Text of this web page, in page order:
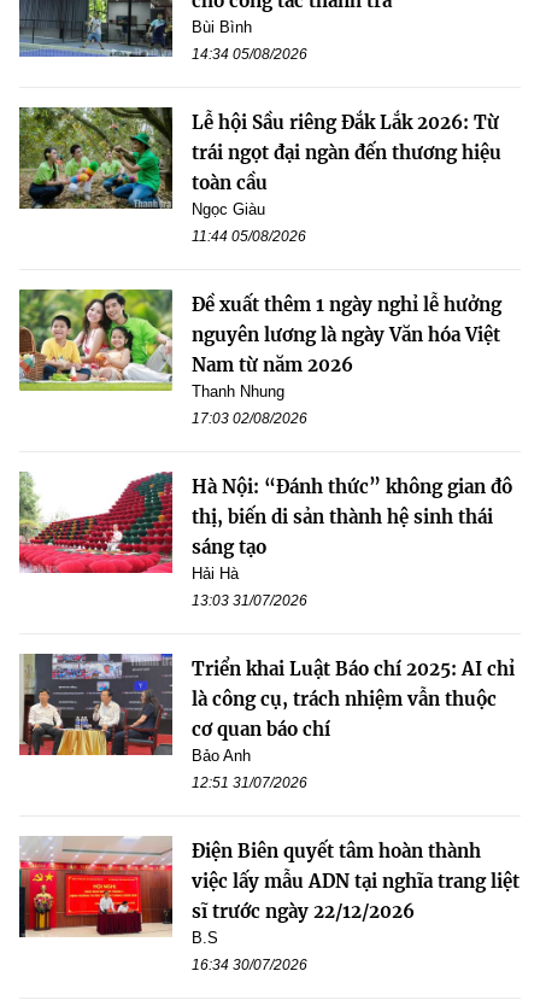
Bùi Bình
14:34 05/08/2026
Lễ hội Sầu riêng Đắk Lắk 2026: Từ
trái ngọt đại ngàn đến thương hiệu
toàn cầu
Ngọc Giàu
11:44 05/08/2026
Đề xuất thêm 1 ngày nghỉ lễ hưởng
nguyên lương là ngày Văn hóa Việt
Nam từ năm 2026
Thanh Nhung
17:03 02/08/2026
Hà Nội: “Đánh thức” không gian đô
thị, biến di sản thành hệ sinh thái
sáng tạo
Hải Hà
13:03 31/07/2026
Triển khai Luật Báo chí 2025: AI chỉ
là công cụ, trách nhiệm vẫn thuộc
cơ quan báo chí
Bảo Anh
12:51 31/07/2026
Điện Biên quyết tâm hoàn thành
việc lấy mẫu ADN tại nghĩa trang liệt
sĩ trước ngày 22/12/2026
B.S
16:34 30/07/2026